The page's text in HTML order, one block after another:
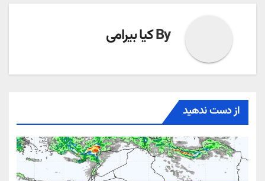
Byکیا بیرامی
از دست ندهید